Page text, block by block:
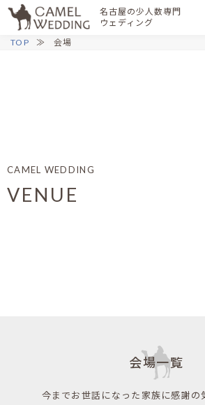
名古屋の少人数専門
ウェディング
TOP
会場
CAMEL WEDDING
VENUE
会場一覧
今までお世話になった家族に感謝の